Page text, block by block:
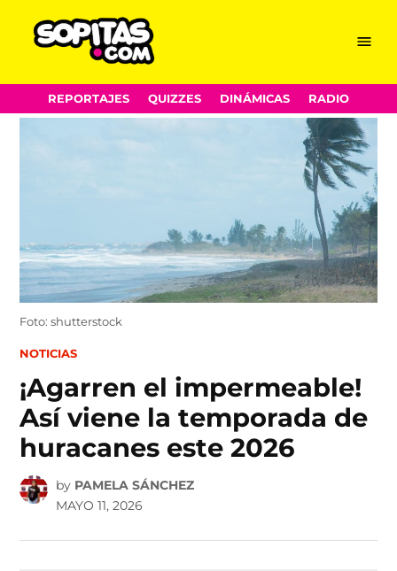
Skip
to
Menu
REPORTAJES QUIZZES DINÁMICAS RADIO
Foto: shutterstock
POSTED
NOTICIAS
¡Agarren el impermeable!
Así viene la temporada de
huracanes este 2026
by PAMELA SÁNCHEZ
MAYO 11, 2026